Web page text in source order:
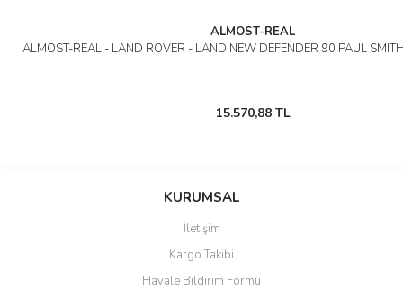
ALMOST-REAL
ALMOST-REAL - LAND ROVER - LAND NEW DEFENDER 90 PAUL
15.570,88 TL
KURUMSAL
İletişim
Kargo Takibi
Havale Bildirim Formu